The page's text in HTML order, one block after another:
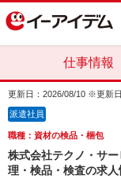
仕事情報
更新日：2026/08/10 ※更新
派遣社員
職種：資材の検品・梱包
株式会社テクノ・サ
理・検品・検査の求